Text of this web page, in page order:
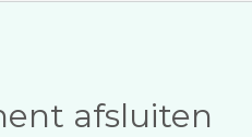
afsluiten